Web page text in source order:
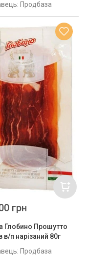
Продбаза
Глобино Прошутто
в/п нарізаний 80г
Продбаза
грн